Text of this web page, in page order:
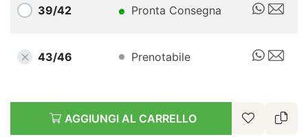
39/42 Pronta Consegna
43/46 Prenotabile
AGGIUNGI AL CARRELLO